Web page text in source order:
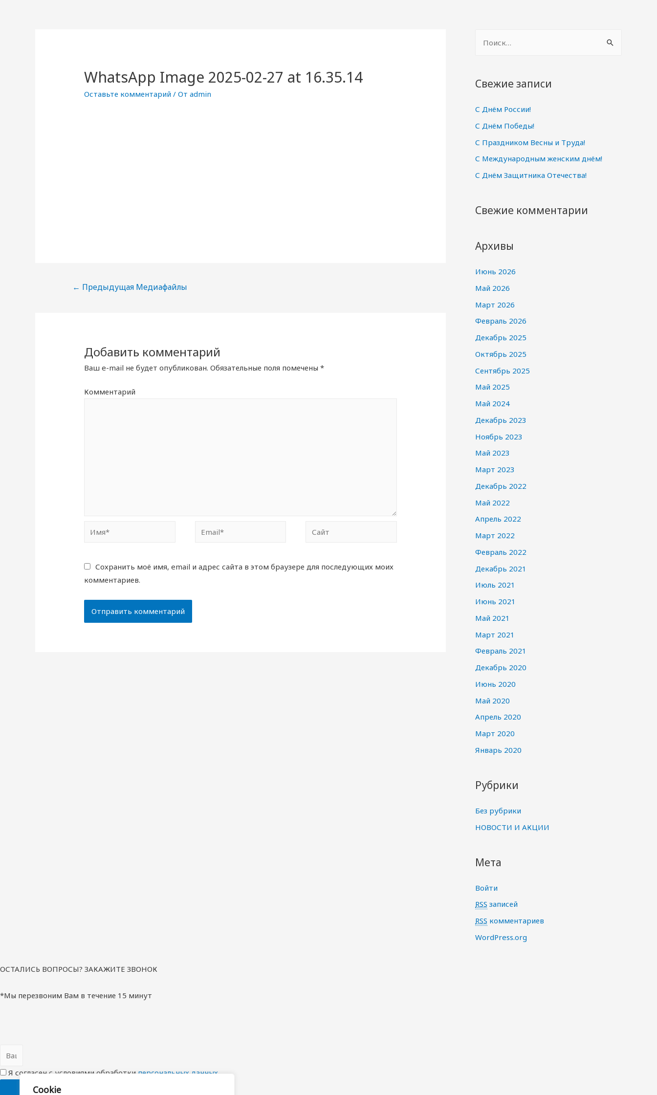
Cookie
WhatsApp Image 2025-02-27 at 16.35.14
Оставьте комментарий / От admin
Навигация
← Предыдущая Медиафайлы
Добавить комментарий
Ваш e-mail не будет опубликован. Обязательные поля помечены*
Комментарий
Сохранить моё имя, email и адрес сайта в этом браузере для последующих моих
комментариев.
т
:
Свежие записи
С Днём России!
С Днём Победы!
С Праздником Весны и Труда!
С Международным женским днём!
С Днём Защитника Отечества!
Свежие комментарии
Архивы
Июнь 2026
Май 2026
Март 2026
Февраль 2026
Декабрь 2025
Октябрь 2025
Сентябрь 2025
Май 2025
Май 2024
Декабрь 2023
Ноябрь 2023
Май 2023
Март 2023
Декабрь 2022
Май 2022
Апрель 2022
Март 2022
Февраль 2022
Декабрь 2021
Июль 2021
Июнь 2021
Май 2021
Март 2021
Февраль 2021
Декабрь 2020
Июнь 2020
Май 2020
Апрель 2020
Март 2020
Январь 2020
Рубрики
Без рубрики
НОВОСТИ И АКЦИИ
Мета
Войти
RSS записей
RSS комментариев
WordPress.org
ОСТАЛИСЬ ВОПРОСЫ? ЗАКАЖИТЕ ЗВОНОК
*Мы перезвоним Вам в течение 15 минут
Я согласен с условиями обработки перcональных данных
ОТПРАВИТЬ ЗАЯВКУ